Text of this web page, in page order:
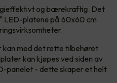
og bærekraftig. Det
LED-platene på 60x60 cm
med det rette tilbehøret
kan kjøpes ved siden av
panelet - dette skaper et helt